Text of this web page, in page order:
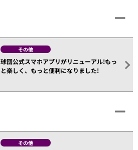
その他
球団公式スマホアプリがリニューアル!もっ
と楽しく、もっと便利になりました!
その他